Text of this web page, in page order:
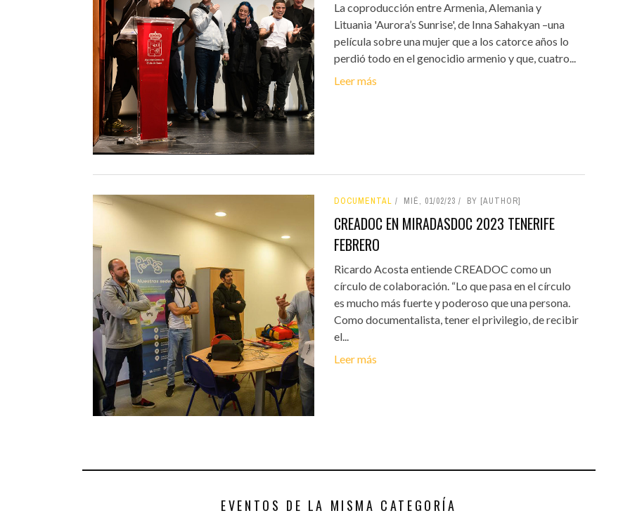
La coproducción entre Armenia, Alemania y
Lituania 'Aurora’s Sunrise', de Inna Sahakyan –una
película sobre una mujer que a los catorce años lo
perdió todo en el genocidio armenio y que, cuatro...
Leer más
DOCUMENTAL MIÉ, 01/02/23 BY [AUTHOR]
CREADOC EN MIRADASDOC 2023 TENERIFE
FEBRERO
Ricardo Acosta entiende CREADOC como un
círculo de colaboración. “Lo que pasa en el círculo
es mucho más fuerte y poderoso que una persona.
Como documentalista, tener el privilegio, de recibir
el...
Leer más
EVENTOS DE LA MISMA CATEGORÍA